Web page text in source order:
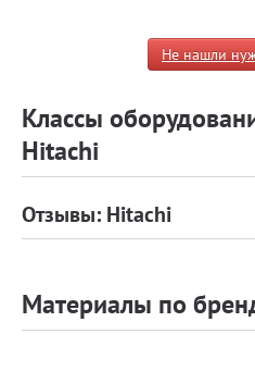
Не нашли
Классы
Hitachi
Отзывы: Hitachi
Материалы по